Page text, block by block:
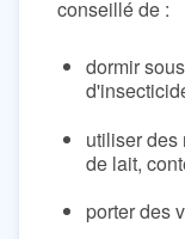
conseillé de :
dormir
utiliser des
de lait,
porter des